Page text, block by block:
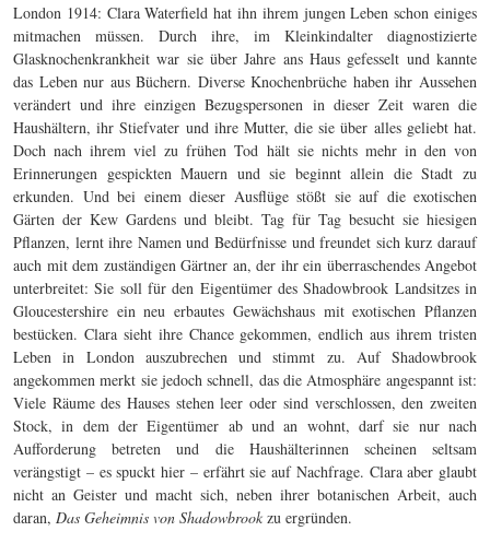
London 1914: Clara Waterfield hat ihn ihrem jungen Leben schon einiges
mitmachen müssen. Durch ihre, im Kleinkindalter diagnostizierte
Glasknochenkrankheit war sie über Jahre ans Haus gefesselt und kannte
das Leben nur aus Büchern. Diverse Knochenbrüche haben ihr Aussehen
verändert und ihre einzigen Bezugspersonen in dieser Zeit waren die
Haushältern, ihr Stiefvater und ihre Mutter, die sie über alles geliebt hat.
Doch nach ihrem viel zu frühen Tod hält sie nichts mehr in den von
Erinnerungen gespickten Mauern und sie beginnt allein die Stadt zu
erkunden. Und bei einem dieser Ausflüge stößt sie auf die exotischen
Gärten der Kew Gardens und bleibt. Tag für Tag besucht sie hiesigen
Pflanzen, lernt ihre Namen und Bedürfnisse und freundet sich kurz darauf
auch mit dem zuständigen Gärtner an, der ihr ein überraschendes Angebot
unterbreitet: Sie soll für den Eigentümer des Shadowbrook Landsitzes in
Gloucestershire ein neu erbautes Gewächshaus mit exotischen Pflanzen
bestücken. Clara sieht ihre Chance gekommen, endlich aus ihrem tristen
Leben in London auszubrechen und stimmt zu. Auf Shadowbrook
angekommen merkt sie jedoch schnell, das die Atmosphäre angespannt ist:
Viele Räume des Hauses stehen leer oder sind verschlossen, den zweiten
Stock, in dem der Eigentümer ab und an wohnt, darf sie nur nach
Aufforderung betreten und die Haushälterinnen scheinen seltsam
verängstigt – es spuckt hier – erfährt sie auf Nachfrage. Clara aber glaubt
nicht an Geister und macht sich, neben ihrer botanischen Arbeit, auch
daran, Das Geheimnis von Shadowbrook zu ergründen.